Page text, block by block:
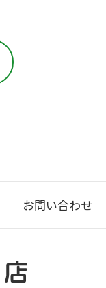
お問い合わせ